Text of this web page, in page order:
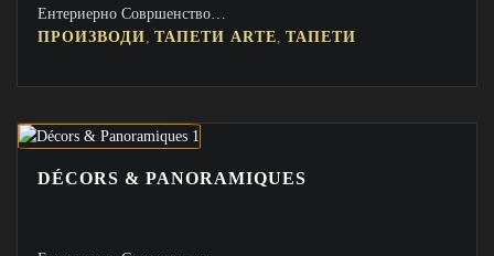
Ентериерно Совршенство…
ПРОИЗВОДИ ТАПЕТИ ARTE ТАПЕТИ
DÉCORS & PANORAMIQUES